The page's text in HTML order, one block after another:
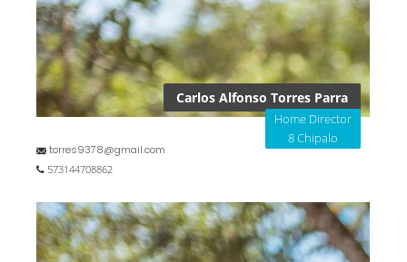
Carlos Alfonso Torres Parra
Home Director
8 Chipalo
torres9378@gmail.com
573144708862